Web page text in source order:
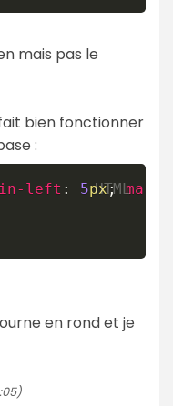
mais pas le
bien fonctionner
:
left : 5px;
en rond et je